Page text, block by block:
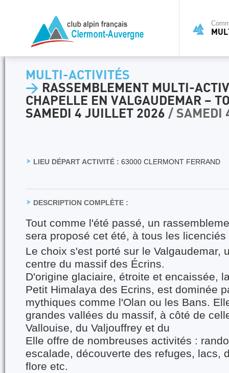
MULTI-ACTIVITÉS
> RASSEMBLEMENT MULTI-
CHAPELLE EN VALGAUDEMAR –
SAMEDI 4 JUILLET 2026 / SAMEDI
LIEU DÉPART ACTIVITÉ : 63000 CLERMONT FERRAND
DESCRIPTION COMPLÈTE :
Tout comme l'été passé, un
sera proposé cet été, à tous les licenciés
Le choix s'est porté sur le Valgaudemar,
centre du massif des Écrins.
D'origine glaciaire, étroite et encaissée,
Petit Himalaya des Ecrins, est dominée
mythiques comme l'Olan ou les Bans.
grandes vallées du massif, à côté de
Vallouise, du Valjouffrey et du
Elle offre de nombreuses activités :
escalade, découverte des refuges, lacs,
flore etc.